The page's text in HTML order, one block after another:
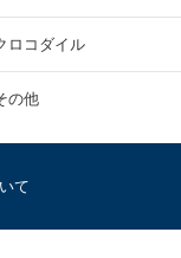
ロコダイル
の他
て